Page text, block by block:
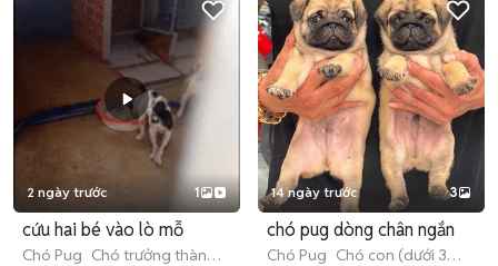
2 ngày trước 1
cứu hai bé vào lò mỗ
Chó Pug Chó trưởng thành
14 ngày trước 3
chó pug dòng chân ngắn
Chó Pug Chó con (dưới 3